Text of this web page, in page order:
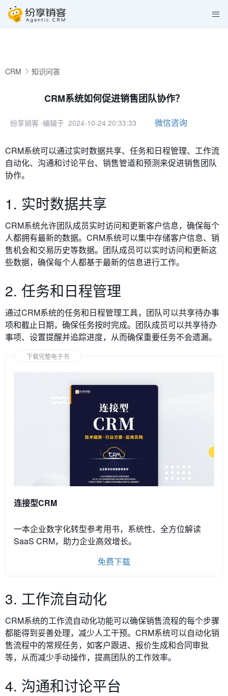
CRM 知识问答
CRM系统如何促进销售团队协作？
纷享销客 ⋅编辑于 2024-10-24 20:33:33 微信咨询
CRM系统可以通过实时数据共享、任务和日程管理、工作流
自动化、沟通和讨论平台、销售管道和预测来促进销售团队
协作。
1. 实时数据共享
CRM系统允许团队成员实时访问和更新客户信息，确保每个
人都拥有最新的数据。 CRM系统可以集中存储客户信息、销
售机会和交易历史等数据。团队成员可以实时访问和更新这
些数据，确保每个人都基于最新的信息进行工作。
2. 任务和日程管理
通过CRM系统的任务和日程管理工具，团队可以共享待办事
项和截止日期，确保任务按时完成。 团队成员可以共享待办
事项、设置提醒并追踪进度，从而确保重要任务不会遗漏。
下载完整电子书
连接型CRM
一本企业数字化转型参考用书，系统性、全方位解读
SaaS CRM，助力企业高效增长。
免费下载
3. 工作流自动化
CRM系统的工作流自动化功能可以确保销售流程的每个步骤
都能得到妥善处理，减少人工干预。 CRM系统可以自动化销
售流程中的常规任务，如客户跟进、报价生成和合同审批
等，从而减少手动操作，提高团队的工作效率。
4. 沟通和讨论平台